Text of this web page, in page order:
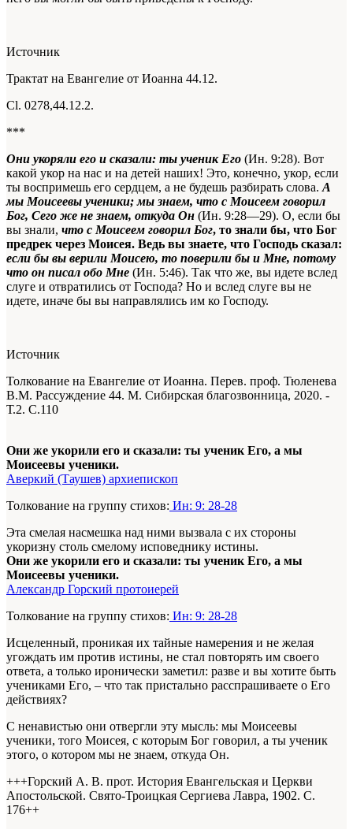
Источник
Трактат на Евангелие от Иоанна 44.12.
Сl. 0278,44.12.2.
***
Они укоряли его и сказали: ты ученик Его (Ин. 9:28). Вот
какой укор на нас и на детей наших! Это, конечно, укор, если
ты воспримешь его сердцем, а не будешь разбирать слова. А
мы Моисеевы ученики; мы знаем, что с Моисеем говорил
Бог, Сего же не знаем, откуда Он (Ин. 9:28—29). О, если бы
вы знали, что с Моисеем говорил Бог, то знали бы, что Бог
предрек через Моисея. Ведь вы знаете, что Господь сказал:
если бы вы верили Моисею, то поверили бы и Мне, потому
что он писал обо Мне (Ин. 5:46). Так что же, вы идете вслед
слуге и отвратились от Господа? Но и вслед слуге вы не
идете, иначе бы вы направлялись им ко Господу.
Источник
Толкование на Евангелие от Иоанна. Перев. проф. Тюленева
В.М. Рассуждение 44. М. Сибирская благозвонница, 2020. -
Т.2. С.110
Они же укорили его и сказали: ты ученик Его, а мы
Моисеевы ученики.
Аверкий (Таушев) архиепископ
Толкование на группу стихов: Ин: 9: 28-28
Эта смелая насмешка над ними вызвала с их стороны
укоризну столь смелому исповеднику истины.
Они же укорили его и сказали: ты ученик Его, а мы
Моисеевы ученики.
Александр Горский протоиерей
Толкование на группу стихов: Ин: 9: 28-28
Исцеленный, проникая их тайные намерения и не желая
угождать им против истины, не стал повторять им своего
ответа, а только иронически заметил: разве и вы хотите быть
учениками Его, – что так пристально расспрашиваете о Его
действиях?
С ненавистью они отвергли эту мысль: мы Моисеевы
ученики, того Моисея, с которым Бог говорил, а ты ученик
этого, о котором мы не знаем, откуда Он.
+++Горский А. В. прот. История Евангельская и Церкви
Апостольской. Свято-Троицкая Сергиева Лавра, 1902. С.
176++